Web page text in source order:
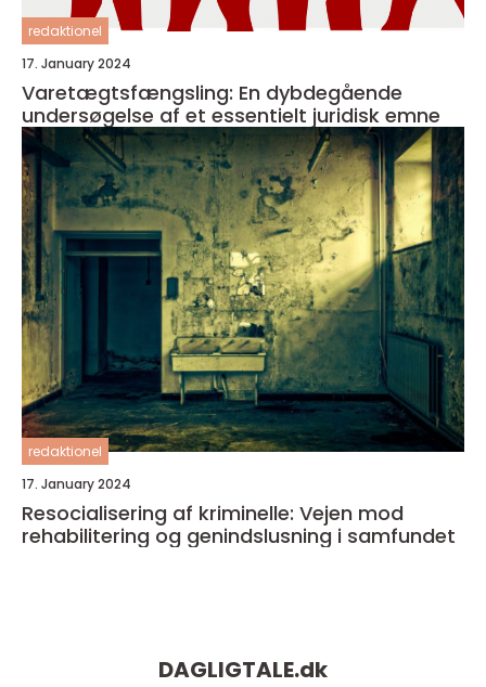
redaktionel
17. January 2024
Varetægtsfængsling: En dybdegående
undersøgelse af et essentielt juridisk emne
redaktionel
17. January 2024
Resocialisering af kriminelle: Vejen mod
rehabilitering og genindslusning i samfundet
DAGLIGTALE.dk